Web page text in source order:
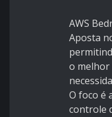
AWS
Aposta
o melhor
O foco é
controle